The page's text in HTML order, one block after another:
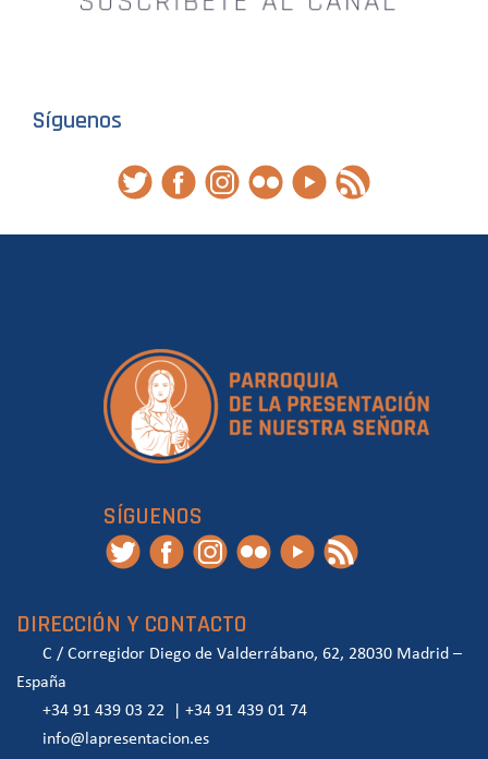
Síguenos
SÍGUENOS
DIRECCIÓN Y CONTACTO
C / Corregidor Diego de Valderrábano, 62, 28030 Madrid –
España
+34 91 439 03 22
+34 91 439 01 74
info@lapresentacion.es